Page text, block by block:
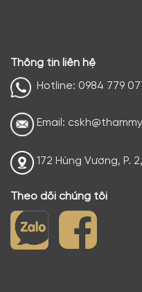
Thông tin liên hệ
Hotline: 0984 779
Email:
172 Hùng Vương, P.
Theo dõi chúng tôi